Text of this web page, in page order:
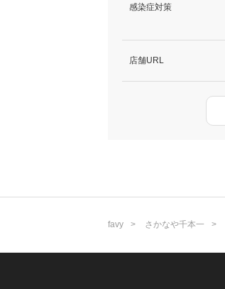
感染症対策
店舗URL
favy さかなや千本一